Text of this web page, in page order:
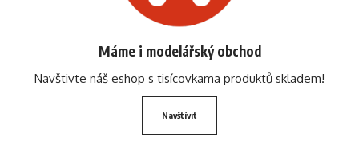
Máme i modelářský obchod
Navštivte náš eshop s tisícovkama produktů skladem!
Navštívit